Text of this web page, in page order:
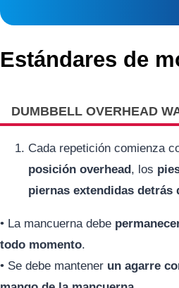
Estándares de
DUMBBELL OVERHEAD
Cada repetición comienza
posición overhead, los
piernas extendidas detrás
• La mancuerna debe
todo momento.
• Se debe mantener un agarre